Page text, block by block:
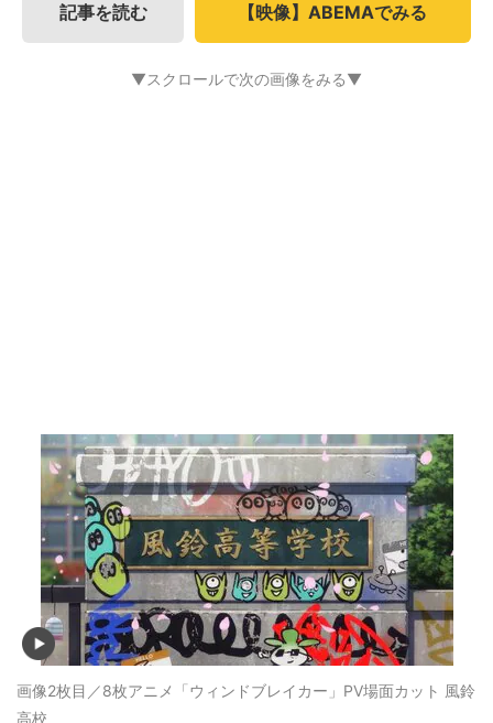
記事を読む 【映像】ABEMAでみる
▼スクロールで次の画像をみる▼
画像2枚目／8枚アニメ「ウィンドブレイカー」PV場面カット 風鈴
高校